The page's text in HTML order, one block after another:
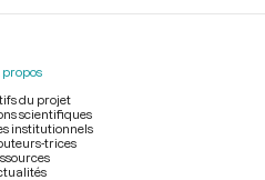
propos
du projet
scientifiques
institutionnels
trices